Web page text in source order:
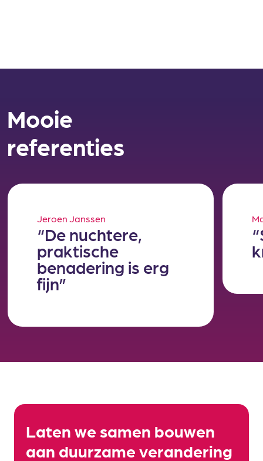
Mooie
referenties
Jeroen Janssen
“De nuchtere,
praktische
benadering is erg
fijn”
Laten we samen bouwen
aan duurzame verandering